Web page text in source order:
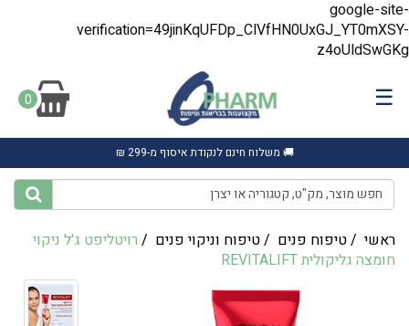
google-site-
verification=49jinKqUFDp_ClVfHN0UxGJ_YT0mXSY-
z4oUldSwGKg
☰
0
🚚 משלוח חינם לנקודת איסוף מ-299 ₪
ראשי /טיפוח פנים /טיפוח וניקוי פנים / רויטליפט ג'ל ניקוי
חומצה גליקולית REVITALIFT